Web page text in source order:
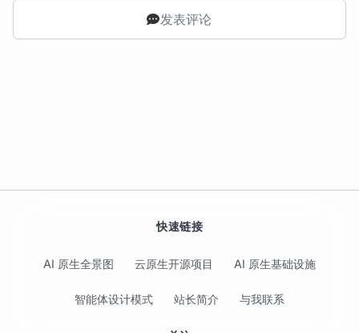
发表评论
快速链接
AI 原生全景图 云原生开源项目 AI 原生基础设施
智能体设计模式 站长简介 与我联系